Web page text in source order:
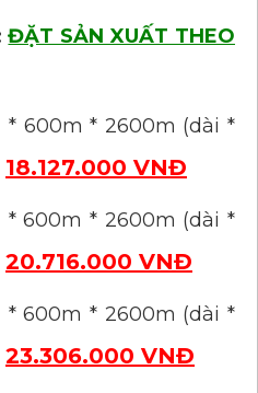
ĐẶT SẢN XUẤT THEO
* 600m * 2600m (dài *
18.127.000 VNĐ
* 600m * 2600m (dài *
20.716.000 VNĐ
* 600m * 2600m (dài *
23.306.000 VNĐ